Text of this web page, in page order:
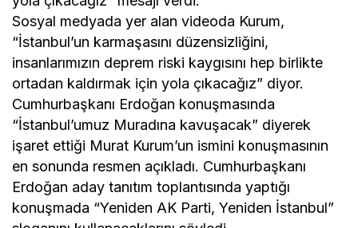
Sosyal medyada yer alan videoda Kurum,
“İstanbul’un karmaşasını düzensizliğini,
insanlarımızın deprem riski kaygısını hep birlikte
ortadan kaldırmak için yola çıkacağız” diyor.
Cumhurbaşkanı Erdoğan konuşmasında
“İstanbul’umuz Muradına kavuşacak” diyerek
işaret ettiği Murat Kurum’un ismini konuşmasının
en sonunda resmen açıkladı. Cumhurbaşkanı
Erdoğan aday tanıtım toplantısında yaptığı
konuşmada “Yeniden AK Parti, Yeniden İstanbul”